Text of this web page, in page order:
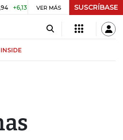
+0,26% PETRÓLEO WTI US$
VER MÁS SUSCRÍBASE
INSIDE